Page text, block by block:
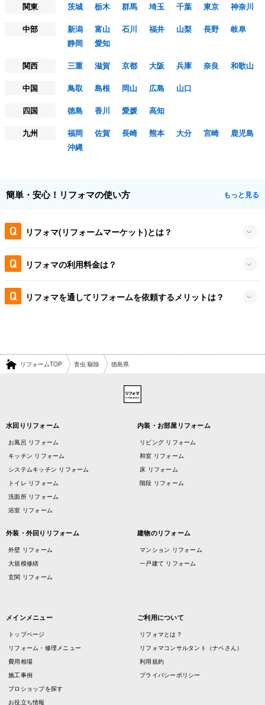
関東
茨城 栃木 群馬 埼玉 千葉 東京
神奈川
中部
新潟 富山 石川 福井 山梨 長野
岐阜
静岡
愛知
関西
三重 滋賀 京都 大阪 兵庫 奈良
和歌山
中国
鳥取 島根 岡山 広島
山口
四国
徳島 香川 愛媛
高知
九州
福岡 佐賀 長崎 熊本 大分 宮崎
鹿児島
沖縄
簡単・安心！リフォマの使い方 もっと見る
リフォマ(リフォームマーケット)とは？
リフォマの利用料金は？
リフォマを通してリフォームを依頼するメリットは？
リフォームTOP 害虫 駆除 徳島県
水回りリフォーム
お風呂 リフォーム
キッチン リフォーム
システムキッチン リフォーム
トイレ リフォーム
洗面所 リフォーム
浴室 リフォーム
内装・お部屋リフォーム
リビング リフォーム
和室 リフォーム
床 リフォーム
階段 リフォーム
外装・外回りリフォーム
外壁 リフォーム
大規模修繕
玄関 リフォーム
建物のリフォーム
マンション リフォーム
一戸建て リフォーム
メインメニュー
トップページ
リフォーム・修理メニュー
費用相場
施工事例
プロショップを探す
お役立ち情報
ご利用について
リフォマとは？
リフォマコンサルタント（ナベさん）
利用規約
プライバシーポリシー